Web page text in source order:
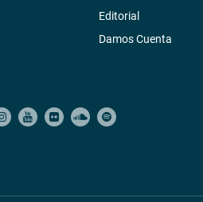
Editorial
Damos Cuenta